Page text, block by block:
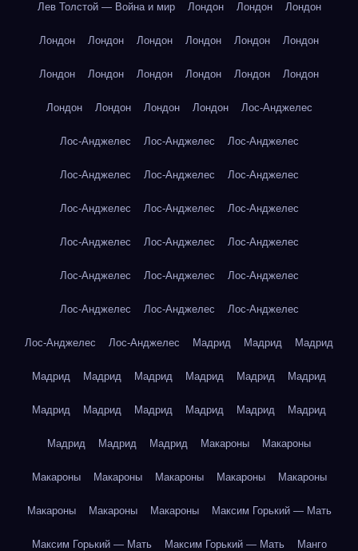
Лев Толстой — Война и мир Лондон Лондон Лондон
Лондон Лондон Лондон Лондон Лондон Лондон
Лондон Лондон Лондон Лондон Лондон Лондон
Лондон Лондон Лондон Лондон Лос-Анджелес
Лос-Анджелес Лос-Анджелес Лос-Анджелес
Лос-Анджелес Лос-Анджелес Лос-Анджелес
Лос-Анджелес Лос-Анджелес Лос-Анджелес
Лос-Анджелес Лос-Анджелес Лос-Анджелес
Лос-Анджелес Лос-Анджелес Лос-Анджелес
Лос-Анджелес Лос-Анджелес Лос-Анджелес
Лос-Анджелес Лос-Анджелес Мадрид Мадрид Мадрид
Мадрид Мадрид Мадрид Мадрид Мадрид Мадрид
Мадрид Мадрид Мадрид Мадрид Мадрид Мадрид
Мадрид Мадрид Мадрид Макароны Макароны
Макароны Макароны Макароны Макароны Макароны
Макароны Макароны Макароны Максим Горький — Мать
Максим Горький — Мать Максим Горький — Мать Манго